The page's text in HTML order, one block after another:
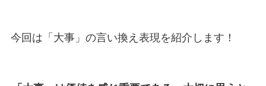
今回は「大事」の言い換え表現を紹介します！